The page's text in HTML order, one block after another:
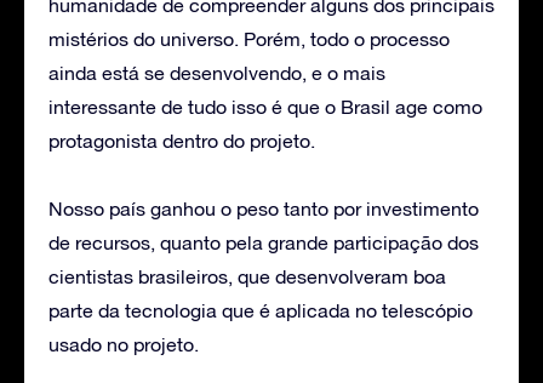
humanidade de compreender alguns dos principais
mistérios do universo. Porém, todo o processo
ainda está se desenvolvendo, e o mais
interessante de tudo isso é que o Brasil age como
protagonista dentro do projeto.
Nosso país ganhou o peso tanto por investimento
de recursos, quanto pela grande participação dos
cientistas brasileiros, que desenvolveram boa
parte da tecnologia que é aplicada no telescópio
usado no projeto.